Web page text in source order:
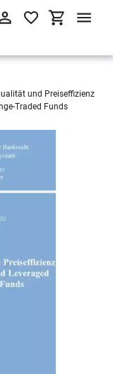
Einloggen
und Preiseffizienz
Traded Funds